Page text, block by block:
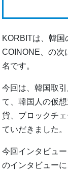
KORBITは、韓国
COINONE、の次
名です。
今回は、韓国取
て、韓国人の仮
貨、ブロックチ
ていだきました。
今回インタビュ
のインタビュー